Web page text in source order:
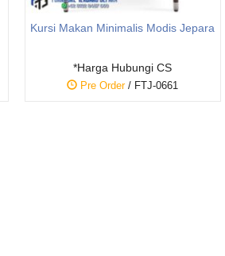
Kursi Makan Minimalis Modis Jepara
*Harga Hubungi CS
Pre Order/ FTJ-0661